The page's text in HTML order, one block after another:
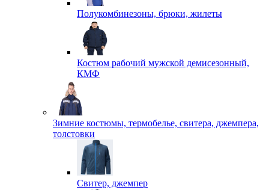
Полукомбинезоны, брюки, жилеты
Костюм рабочий мужской демисезонный,
КМФ
Зимние костюмы, термобелье, свитера, джемпера,
толстовки
Свитер, джемпер